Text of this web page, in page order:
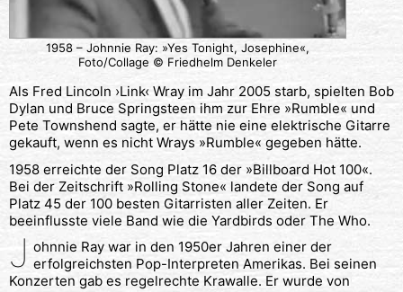
1958 – Johnnie Ray: »Yes Tonight, Josephine«,
Foto/Collage © Friedhelm Denkeler
Als Fred Lincoln ›Link‹ Wray im Jahr 2005 starb, spielten Bob
Dylan und Bruce Springsteen ihm zur Ehre »Rumble« und
Pete Townshend sagte, er hätte nie eine elektrische Gitarre
gekauft, wenn es nicht Wrays »Rumble« gegeben hätte.
1958 erreichte der Song Platz 16 der »Billboard Hot 100«.
Bei der Zeitschrift »Rolling Stone« landete der Song auf
Platz 45 der 100 besten Gitarristen aller Zeiten. Er
beeinflusste viele Band wie die Yardbirds oder The Who.
J ohnnie Ray war in den 1950er Jahren einer der
erfolgreichsten Pop-Interpreten Amerikas. Bei seinen
Konzerten gab es regelrechte Krawalle. Er wurde von